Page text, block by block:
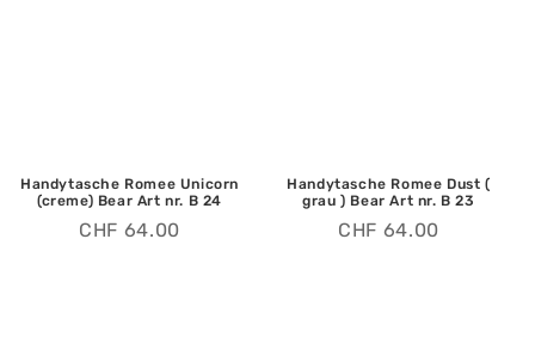
Handytasche Romee Unicorn
(creme) Bear Art nr. B 24
CHF 64.00
Handytasche Romee Dust (
grau ) Bear Art nr. B 23
CHF 64.00